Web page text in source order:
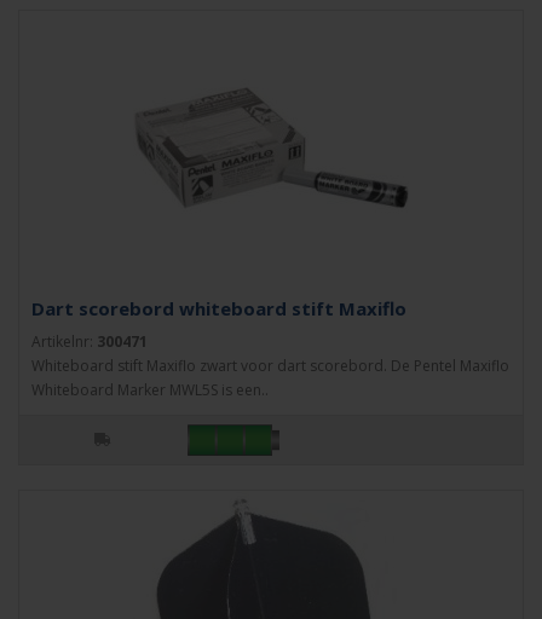
Dart scorebord whiteboard stift Maxiflo
Artikelnr: 300471
Whiteboard stift Maxiflo zwart voor dart scorebord. De Pentel Maxiflo
Whiteboard Marker MWL5S is een..